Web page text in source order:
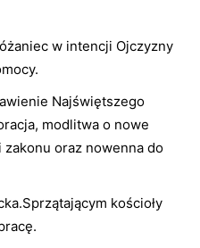
w intencji Ojczyzny
Najświętszego
modlitwa o nowe
zakonu oraz nowenna do
kościoły